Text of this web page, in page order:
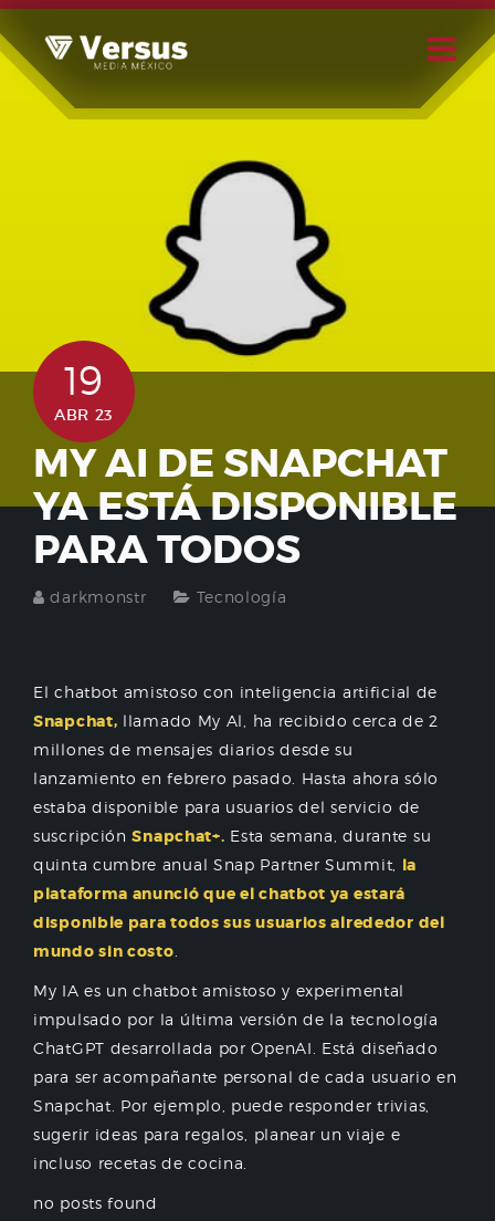
Skip
to
content
Usuario
19
ABR 23
MY AI DE SNAPCHAT
YA ESTÁ DISPONIBLE
PARA TODOS
darkmonstr Tecnología
El chatbot amistoso con inteligencia artificial de
Snapchat, llamado My Al, ha recibido cerca de 2
millones de mensajes diarios desde su
lanzamiento en febrero pasado. Hasta ahora sólo
estaba disponible para usuarios del servicio de
suscripciónSnapchat+. Esta semana, durante su
quinta cumbre anual Snap Partner Summit, la
plataforma anunció que el chatbot ya estará
disponible para todos sus usuarios alrededor del
mundo sin costo
My IA es un chatbot amistoso y experimental
impulsado por la última versión de la tecnología
ChatGPT desarrollada por OpenAI. Está diseñado
para ser acompañante personal de cada usuario en
Snapchat. Por ejemplo, puede responder trivias,
sugerir ideas para regalos, planear un viaje e
incluso recetas de cocina.
no posts found